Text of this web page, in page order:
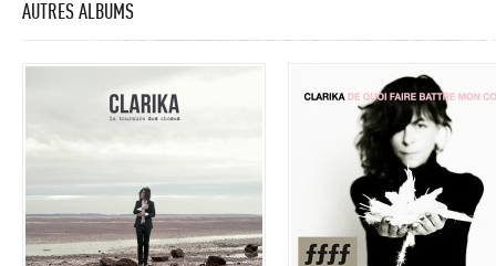
AUTRES ALBUMS